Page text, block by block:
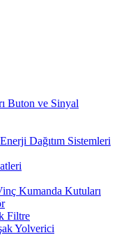
Buton ve Sinyal
Enerji Dağıtım Sistemleri
Kumanda Kutuları
Filtre
Yolverici